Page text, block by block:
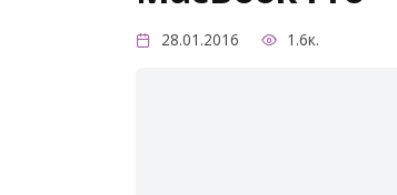
28.01.2016 1.6к.